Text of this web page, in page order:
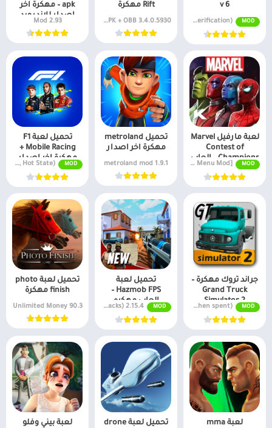
v 6
MOD
MOD v2.2 (MOD/Unlimited money, Without verification)
Rift مهكرة
3.4.0.5930 FUL APK + OBB
apk – مهكرة اخر
اصدار للاندرويد
2.93 Mod
لعبة مارفيل Marvel
Contest of
Champions – العاب
مهكرة
MOD
v45.1.0 MOD APK [God Mode, Menu Mod]
تحميل metroland
مهكرة اخر اصدار
1.9.1 metroland mod
تحميل لعبة F1
Mobile Racing +
مهكرة اخر اصدار
MOD
v5.4.11 (Unlimited Money, Hot State)
جراند تروك مهكرة –
Grand Truck
Simulator 2
MOD
v1.0.7f7 Unlimited money (Don't decrease when spent)
تحميل لعبة
Hazmob FPS –
العاب مهكره
MOD
2.15.4 MOD APK (Unlimited Ammo, Wallhacks)
تحميل لعبة photo
finish مهكرة
90.3 Unlimited Money
لعبة mma
تحميل لعبة drone
لعبة بيني وفلو